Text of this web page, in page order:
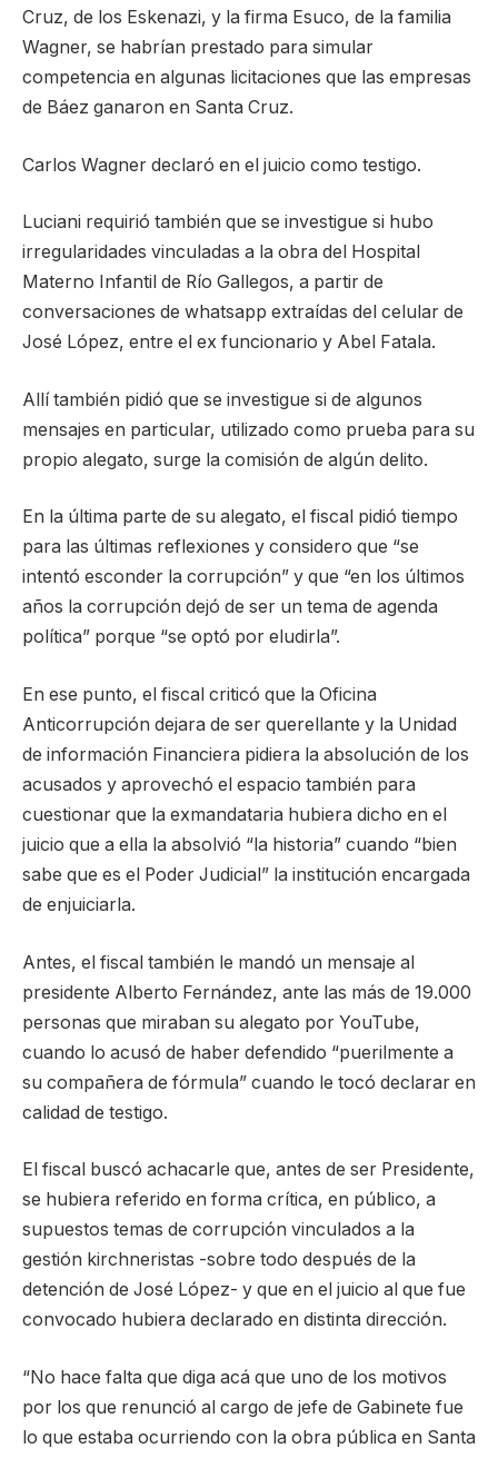
Cruz, de los Eskenazi, y la firma Esuco, de la familia
Wagner, se habrían prestado para simular
competencia en algunas licitaciones que las empresas
de Báez ganaron en Santa Cruz.
Carlos Wagner declaró en el juicio como testigo.
Luciani requirió también que se investigue si hubo
irregularidades vinculadas a la obra del Hospital
Materno Infantil de Río Gallegos, a partir de
conversaciones de whatsapp extraídas del celular de
José López, entre el ex funcionario y Abel Fatala.
Allí también pidió que se investigue si de algunos
mensajes en particular, utilizado como prueba para su
propio alegato, surge la comisión de algún delito.
En la última parte de su alegato, el fiscal pidió tiempo
para las últimas reflexiones y considero que “se
intentó esconder la corrupción” y que “en los últimos
años la corrupción dejó de ser un tema de agenda
política” porque “se optó por eludirla”.
En ese punto, el fiscal criticó que la Oficina
Anticorrupción dejara de ser querellante y la Unidad
de información Financiera pidiera la absolución de los
acusados y aprovechó el espacio también para
cuestionar que la exmandataria hubiera dicho en el
juicio que a ella la absolvió “la historia” cuando “bien
sabe que es el Poder Judicial” la institución encargada
de enjuiciarla.
Antes, el fiscal también le mandó un mensaje al
presidente Alberto Fernández, ante las más de 19.000
personas que miraban su alegato por YouTube,
cuando lo acusó de haber defendido “puerilmente a
su compañera de fórmula” cuando le tocó declarar en
calidad de testigo.
El fiscal buscó achacarle que, antes de ser Presidente,
se hubiera referido en forma crítica, en público, a
supuestos temas de corrupción vinculados a la
gestión kirchneristas -sobre todo después de la
detención de José López- y que en el juicio al que fue
convocado hubiera declarado en distinta dirección.
“No hace falta que diga acá que uno de los motivos
por los que renunció al cargo de jefe de Gabinete fue
lo que estaba ocurriendo con la obra pública en Santa